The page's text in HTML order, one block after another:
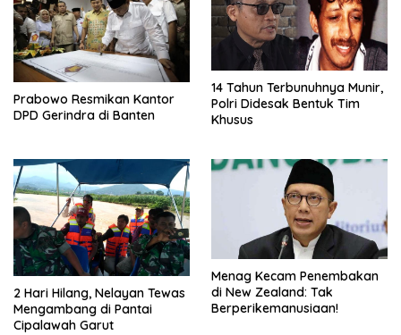
Prabowo Resmikan Kantor
DPD Gerindra di Banten
14 Tahun Terbunuhnya Munir,
Polri Didesak Bentuk Tim
Khusus
2 Hari Hilang, Nelayan Tewas
Mengambang di Pantai
Cipalawah Garut
Menag Kecam Penembakan
di New Zealand: Tak
Berperikemanusiaan!